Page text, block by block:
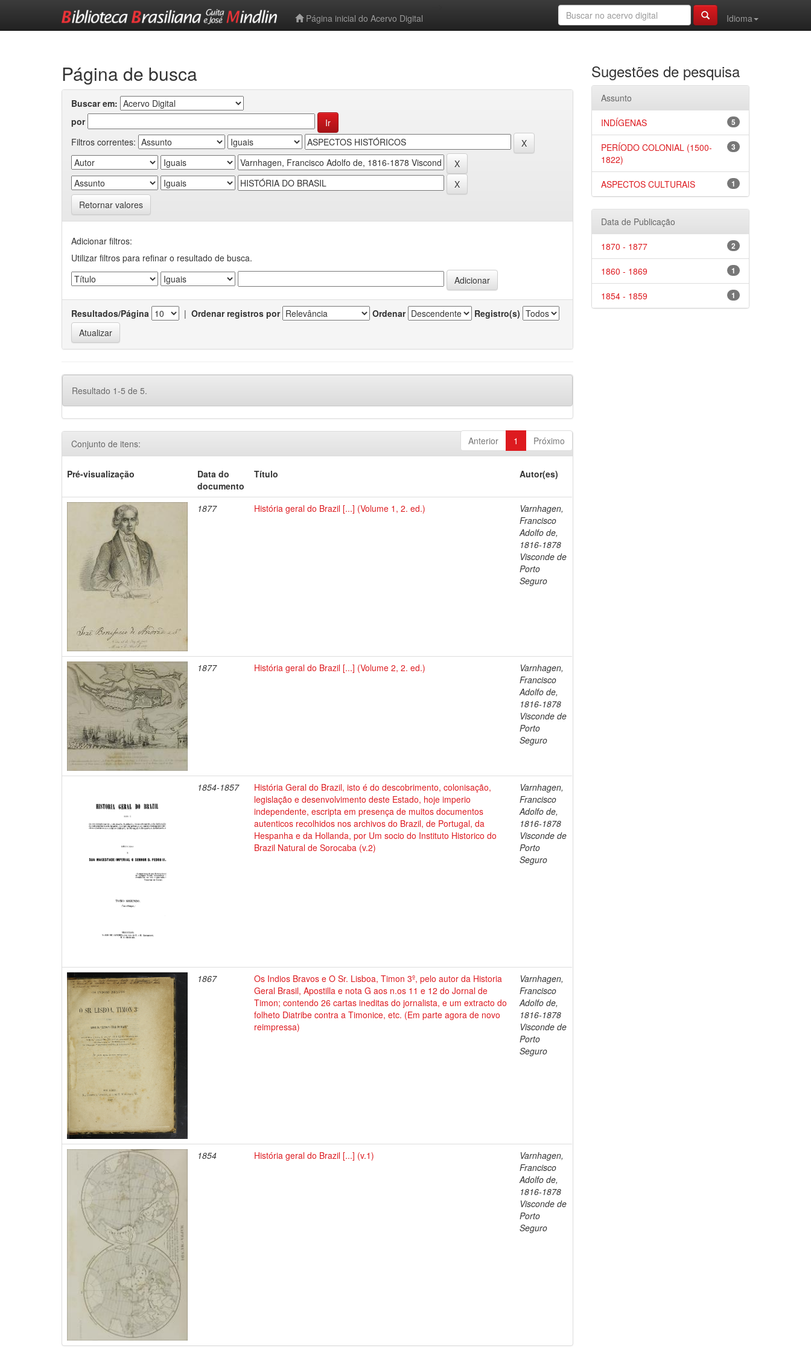
Página inicial do Acervo Digital
Idioma
Página de busca
Buscar em:
por
Filtros correntes:
Retornar valores
Adicionar filtros:
Utilizar filtros para refinar o resultado de busca.
Resultados/Página | Ordenar registros por Ordenar Registro(s)
Resultado 1-5 de 5.
Anterior 1 Próximo
Conjunto de itens:
Pré-visualização
Data do
documento
Título Autor(es)
1877 História geral do Brazil [...] (Volume 1, 2. ed.)
Varnhagen,
Francisco
Adolfo de,
1816-1878
Visconde de
Porto
Seguro
1877 História geral do Brazil [...] (Volume 2, 2. ed.)
Varnhagen,
Francisco
Adolfo de,
1816-1878
Visconde de
Porto
Seguro
1854-1857
História Geral do Brazil, isto é do descobrimento, colonisação,
legislação e desenvolvimento deste Estado, hoje imperio
independente, escripta em presença de muitos documentos
autenticos recolhidos nos archivos do Brazil, de Portugal, da
Hespanha e da Hollanda, por Um socio do Instituto Historico do
Brazil Natural de Sorocaba (v.2)
Varnhagen,
Francisco
Adolfo de,
1816-1878
Visconde de
Porto
Seguro
1867
Os Indios Bravos e O Sr. Lisboa, Timon 3º, pelo autor da Historia
Geral Brasil, Apostilla e nota G aos n.os 11 e 12 do Jornal de
Timon; contendo 26 cartas ineditas do jornalista, e um extracto do
folheto Diatribe contra a Timonice, etc. (Em parte agora de novo
reimpressa)
Varnhagen,
Francisco
Adolfo de,
1816-1878
Visconde de
Porto
Seguro
1854 História geral do Brazil [...] (v.1)
Varnhagen,
Francisco
Adolfo de,
1816-1878
Visconde de
Porto
Seguro
Sugestões de pesquisa
Assunto
5
INDÍGENAS
3
PERÍODO COLONIAL (1500-
1822)
1
ASPECTOS CULTURAIS
Data de Publicação
2
1870 - 1877
1
1860 - 1869
1
1854 - 1859